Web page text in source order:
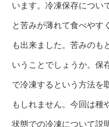
います。冷凍保存につい
と苦みが薄れて食べやす
も出来ました。苦みのも
いうことでしょうか。保
で冷凍するという方法を
もしれません。今回は種
状態での冷凍について説